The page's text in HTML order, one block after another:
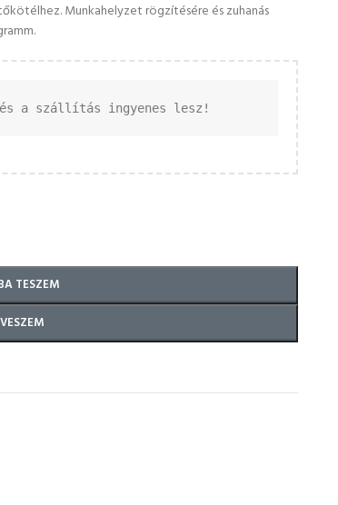
Munkahelyzet rögzítésére és zuhanás
a szállítás ingyenes lesz!
TESZEM